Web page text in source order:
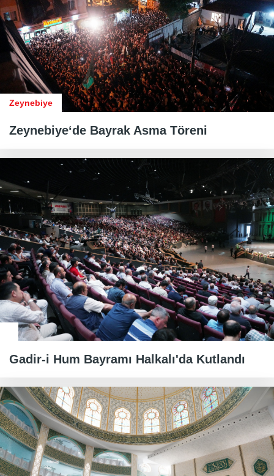
Zeynebiye
Zeynebiye‘de Bayrak Asma Töreni
Gadir-i Hum Bayramı Halkalı'da Kutlandı